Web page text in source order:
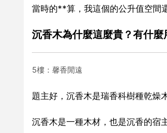
當時的**算，我這個的公升值空間
沉香木為什麼這麼貴？有什麼
5樓：馨香閒遠
題主好，沉香木是瑞香科樹種乾燥
沉香木是一種木材，也是沉香的宿